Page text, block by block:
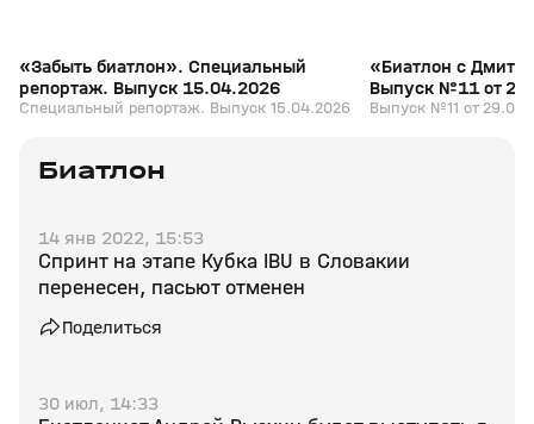
«Забыть биатлон». Специальный
репортаж. Выпуск 15.04.2026
Специальный репортаж. Выпуск 15.04.2026
«Биатлон с
Выпуск №11 от
Выпуск №11 от
Биатлон
14 янв 2022, 15:53
Спринт на этапе Кубка IBU в Словакии
перенесен, пасьют отменен
Поделиться
30 июл, 14:33